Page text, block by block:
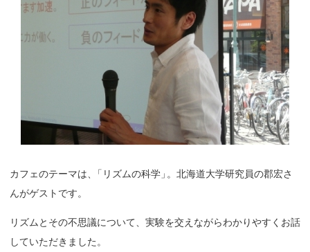
カフェのテーマは 「リズムの科学 」 。北海道大学研究員の郡宏さ
んがゲストです。
リズムとその不思議について、実験を交えながらわかりやすくお話
していただきました。